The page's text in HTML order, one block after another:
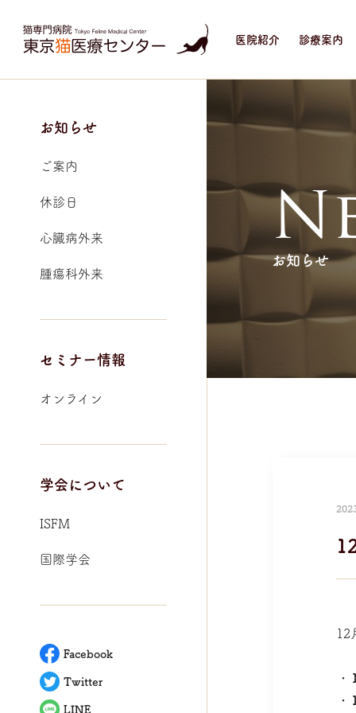
医院紹介 診療案内
N
お知らせ
お知らせ
ご案内
休診日
心臓病外来
腫瘍科外来
セミナー情報
オンライン
学会について
ISFM
国際学会
Facebook
Twitter
LINE
12